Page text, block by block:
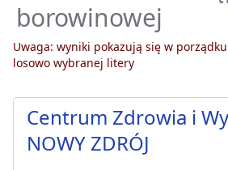
borowinowej
Uwaga: wyniki pokazują się w
losowo wybranej litery
Centrum Zdrowia i
NOWY ZDRÓJ